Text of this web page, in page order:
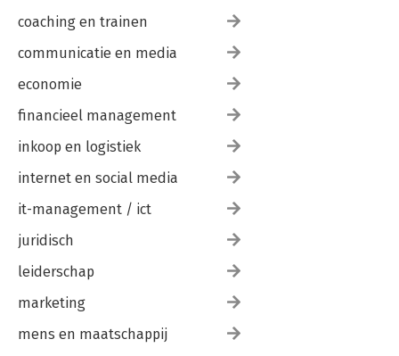
coaching en trainen
communicatie en media
economie
financieel management
inkoop en logistiek
internet en social media
it-management / ict
juridisch
leiderschap
marketing
mens en maatschappij